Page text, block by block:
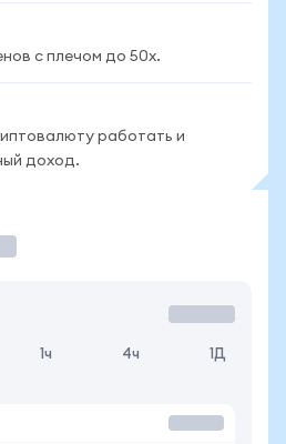
с плечом до 50x.
работать и
доход.
1ч 4ч 1Д